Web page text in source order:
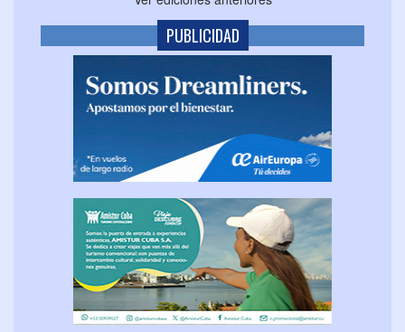
PUBLICIDAD